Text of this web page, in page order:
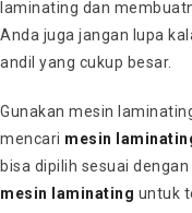
laminating dan
Anda juga jangan lupa
andil yang cukup besar.
Gunakan mesin
mencari mesin
bisa dipilih sesuai
mesin laminating untuk